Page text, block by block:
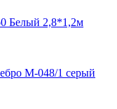
Белый 2,8*1,2м